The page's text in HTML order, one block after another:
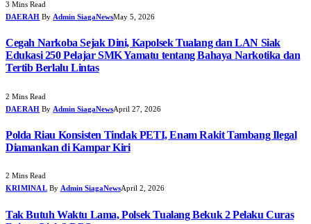
3 Mins Read
DAERAH By Admin SiagaNewsMay 5, 2026
Cegah Narkoba Sejak Dini, Kapolsek Tualang dan LAN Siak
Edukasi 250 Pelajar SMK Yamatu tentang Bahaya Narkotika dan
Tertib Berlalu Lintas
2 Mins Read
DAERAH By Admin SiagaNewsApril 27, 2026
Polda Riau Konsisten Tindak PETI, Enam Rakit Tambang Ilegal
Diamankan di Kampar Kiri
2 Mins Read
KRIMINAL By Admin SiagaNewsApril 2, 2026
Tak Butuh Waktu Lama, Polsek Tualang Bekuk 2 Pelaku Curas